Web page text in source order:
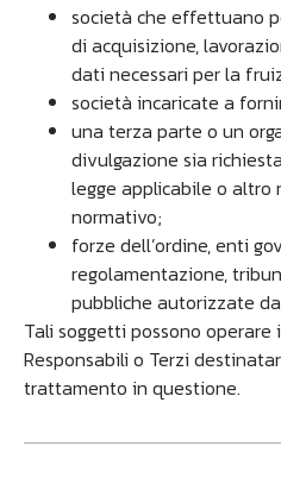
società che effettuano
di acquisizione,
dati necessari per la
società incaricate a
una terza parte o un
divulgazione sia
legge applicabile o altro
normativo;
forze dell’ordine, enti
regolamentazione,
pubbliche autorizzate
Tali soggetti possono
Responsabili o Terzi
trattamento in questione.